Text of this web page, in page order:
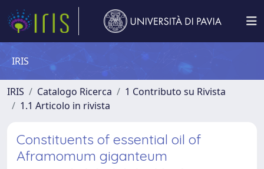
IRIS
IRIS Catalogo Ricerca
1 Contributo su Rivista
1.1 Articolo in rivista
Constituents of essential oil of
Aframomum giganteum